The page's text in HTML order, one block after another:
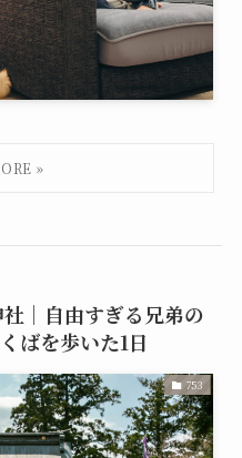
｜自由すぎる兄弟の
ばを歩いた1日
753